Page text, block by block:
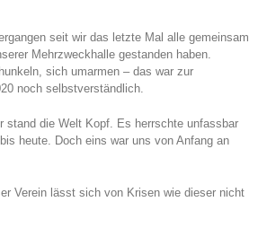
seit wir das letzte Mal alle gemeinsam
Mehrzweckhalle gestanden haben.
sich umarmen – das war zur
noch selbstverständlich.
stand die Welt Kopf. Es herrschte unfassbar
heute. Doch eins war uns von Anfang an
Verein lässt sich von Krisen wie dieser nicht